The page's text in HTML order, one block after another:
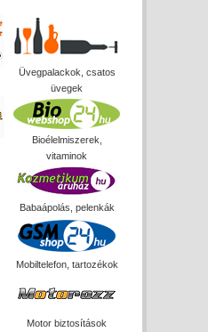
Üvegpalackok, csatos
üvegek
Bioélelmiszerek,
vitaminok
Babaápolás, pelenkák
Mobiltelefon, tartozékok
Motor biztosítások